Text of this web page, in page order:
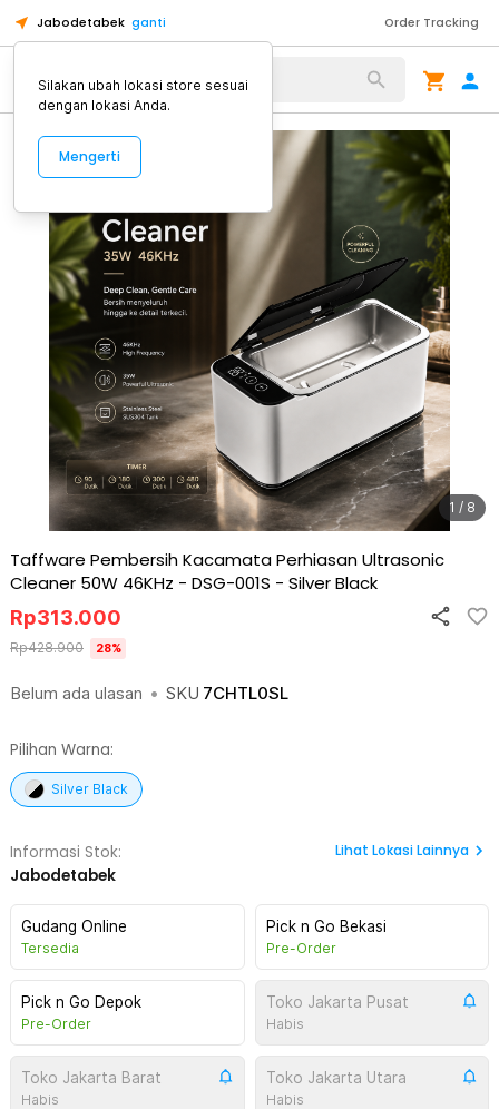
Jabodetabek ganti Order Tracking
Alat Kopi
1 / 8
Taffware Pembersih Kacamata Perhiasan Ultrasonic
Cleaner 50W 46KHz - DSG-001S - Silver Black
Belum ada ulasan • SKU 7CHTL0SL
Rp313.000
Rp428.900 28%
Pilihan Warna:
Silver Black
Informasi Stok:
Jabodetabek
Lihat Lokasi Lainnya
Gudang Online
Tersedia
Pick n Go Bekasi
Pre-Order
Pick n Go Depok
Pre-Order
Toko Jakarta Pusat
Habis
Toko Jakarta Barat
Habis
Toko Jakarta Utara
Habis
Silakan ubah lokasi store sesuai
dengan lokasi Anda.
Mengerti